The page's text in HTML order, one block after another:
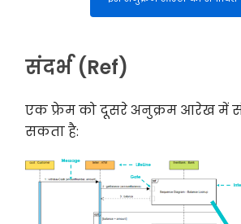
संदर्भ (Ref)
एक फ्रेम को दूसरे अनुक्रम आरेख में
सकता है: